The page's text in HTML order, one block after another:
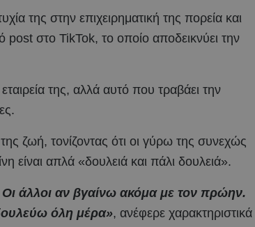
της στην επιχειρηματική της πορεία και
post στο TikTok, το οποίο αποδεικνύει την
της, αλλά αυτό που τραβάει την
ζωή, τονίζοντας ότι οι γύρω της συνεχώς
είναι απλά «δουλειά και πάλι δουλειά».
άλλοι αν βγαίνω ακόμα με τον πρώην.
όλη μέρα», ανέφερε χαρακτηριστικά